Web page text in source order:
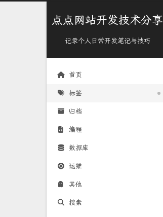
点点网站开发技术分享
记录个人日常开发笔记与技巧
首页
标签
归档
编程
数据库
运维
其他
搜索